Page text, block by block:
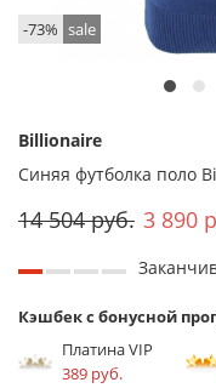
-73% sale
Billionaire
Синяя футболка поло
14 504 руб. 3 890
Кэшбек с бонусной
Платина VIP
389 руб.